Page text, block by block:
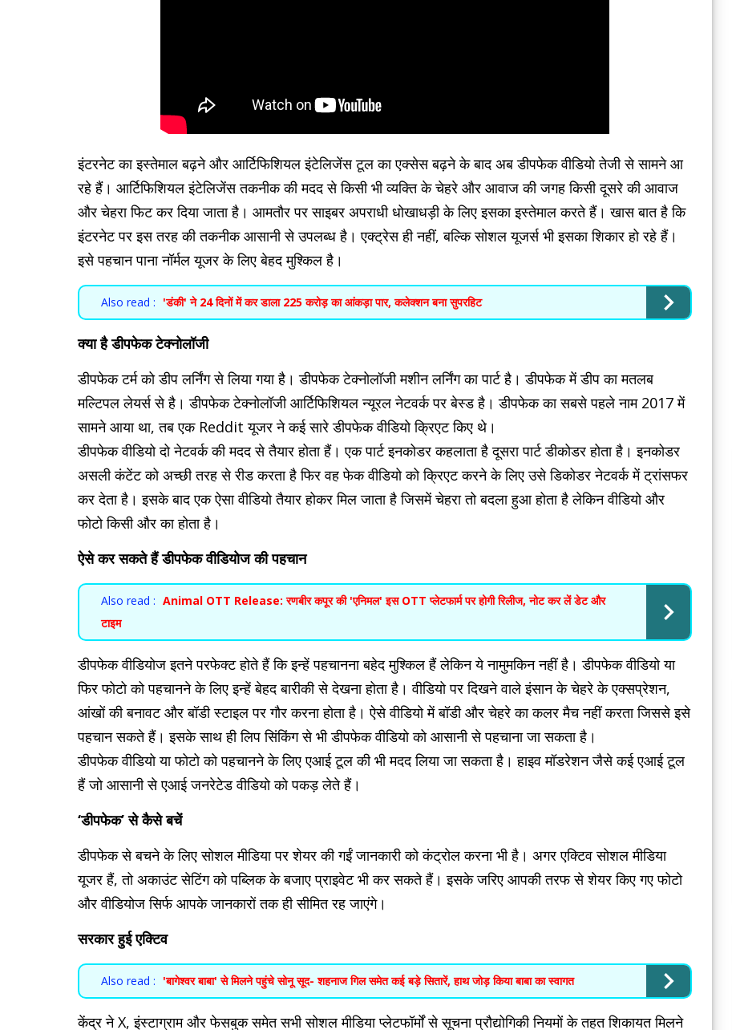
इंटरनेट का इस्तेमाल बढ़ने और आर्टिफिशियल इंटेलिजेंस टूल का एक्सेस बढ़ने के बाद अब डीपफेक वीडियो तेजी से सामने आ
रहे हैं। आर्टिफिशियल इंटेलिजेंस तकनीक की मदद से किसी भी व्यक्ति के चेहरे और आवाज की जगह किसी दूसरे की आवाज
और चेहरा फिट कर दिया जाता है। आमतौर पर साइबर अपराधी धोखाधड़ी के लिए इसका इस्तेमाल करते हैं। खास बात है कि
इंटरनेट पर इस तरह की तकनीक आसानी से उपलब्ध है। एक्ट्रेस ही नहीं, बल्कि सोशल यूजर्स भी इसका शिकार हो रहे हैं।
इसे पहचान पाना नॉर्मल यूजर के लिए बेहद मुश्किल है।
Also read : 'डंकी' ने 24 दिनों में कर डाला 225 करोड़ का आंकड़ा पार, कलेक्शन बना सुपरहिट
क्या है डीपफेक टेक्नोलॉजी
डीपफेक टर्म को डीप लर्निंग से लिया गया है। डीपफेक टेक्नोलॉजी मशीन लर्निंग का पार्ट है। डीपफेक में डीप का मतलब
मल्टिपल लेयर्स से है। डीपफेक टेक्नोलॉजी आर्टिफिशियल न्यूरल नेटवर्क पर बेस्ड है। डीपफेक का सबसे पहले नाम 2017 में
सामने आया था, तब एक Reddit यूजर ने कई सारे डीपफेक वीडियो क्रिएट किए थे।
डीपफेक वीडियो दो नेटवर्क की मदद से तैयार होता हैं। एक पार्ट इनकोडर कहलाता है दूसरा पार्ट डीकोडर होता है। इनकोडर
असली कंटेंट को अच्छी तरह से रीड करता है फिर वह फेक वीडियो को क्रिएट करने के लिए उसे डिकोडर नेटवर्क में ट्रांसफर
कर देता है। इसके बाद एक ऐसा वीडियो तैयार होकर मिल जाता है जिसमें चेहरा तो बदला हुआ होता है लेकिन वीडियो और
फोटो किसी और का होता है।
ऐसे कर सकते हैं डीपफेक वीडियोज की पहचान
Also read : Animal OTT Release: रणबीर कपूर की 'एनिमल' इस OTT प्लेटफार्म पर होगी रिलीज, नोट कर लें डेट और
टाइम
डीपफेक वीडियोज इतने परफेक्ट होते हैं कि इन्हें पहचानना बहेद मुश्किल हैं लेकिन ये नामुमकिन नहीं है। डीपफेक वीडियो या
फिर फोटो को पहचानने के लिए इन्हें बेहद बारीकी से देखना होता है। वीडियो पर दिखने वाले इंसान के चेहरे के एक्सप्रेशन,
आंखों की बनावट और बॉडी स्टाइल पर गौर करना होता है। ऐसे वीडियो में बॉडी और चेहरे का कलर मैच नहीं करता जिससे इसे
पहचान सकते हैं। इसके साथ ही लिप सिंकिंग से भी डीपफेक वीडियो को आसानी से पहचाना जा सकता है।
डीपफेक वीडियो या फोटो को पहचानने के लिए एआई टूल की भी मदद लिया जा सकता है। हाइव मॉडरेशन जैसे कई एआई टूल
हैं जो आसानी से एआई जनरेटेड वीडियो को पकड़ लेते हैं।
‘डीपफेक’ से कैसे बचें
डीपफेक से बचने के लिए सोशल मीडिया पर शेयर की गईं जानकारी को कंट्रोल करना भी है। अगर एक्टिव सोशल मीडिया
यूजर हैं, तो अकाउंट सेटिंग को पब्लिक के बजाए प्राइवेट भी कर सकते हैं। इसके जरिए आपकी तरफ से शेयर किए गए फोटो
और वीडियोज सिर्फ आपके जानकारों तक ही सीमित रह जाएंगे।
सरकार हुई एक्टिव
Also read : 'बागेश्वर बाबा' से मिलने पहुंचे सोनू सूद- शहनाज गिल समेत कई बड़े सितारें, हाथ जोड़ किया बाबा का स्वागत
केंद्र ने X, इंस्टाग्राम और फेसबुक समेत सभी सोशल मीडिया प्लेटफॉर्मों से सूचना प्रौद्योगिकी नियमों के तहत शिकायत मिलने